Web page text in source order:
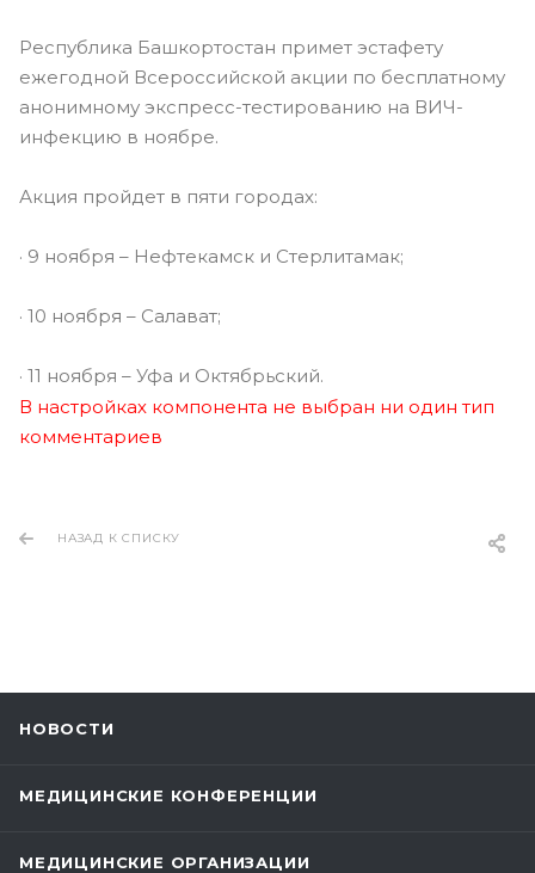
Республика Башкортостан примет эстафету
ежегодной Всероссийской акции по бесплатному
анонимному экспресс-тестированию на ВИЧ-
инфекцию в ноябре.
Акция пройдет в пяти городах:
· 9 ноября – Нефтекамск и Стерлитамак;
· 10 ноября – Салават;
· 11 ноября – Уфа и Октябрьский.
В настройках компонента не выбран ни один тип
комментариев
НАЗАД К СПИСКУ
НОВОСТИ
МЕДИЦИНСКИЕ КОНФЕРЕНЦИИ
МЕДИЦИНСКИЕ ОРГАНИЗАЦИИ